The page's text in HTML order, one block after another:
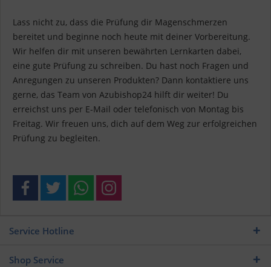
Lass nicht zu, dass die Prüfung dir Magenschmerzen
bereitet und beginne noch heute mit deiner Vorbereitung.
Wir helfen dir mit unseren bewährten Lernkarten dabei,
eine gute Prüfung zu schreiben. Du hast noch Fragen und
Anregungen zu unseren Produkten? Dann kontaktiere uns
gerne, das Team von Azubishop24 hilft dir weiter! Du
erreichst uns per E-Mail oder telefonisch von Montag bis
Freitag. Wir freuen uns, dich auf dem Weg zur erfolgreichen
Prüfung zu begleiten.
Service Hotline
Shop Service